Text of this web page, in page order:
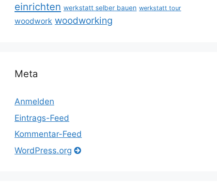
einrichten werkstatt selber bauen werkstatt tour
woodwork woodworking
Meta
Anmelden
Eintrags-Feed
Kommentar-Feed
WordPress.org